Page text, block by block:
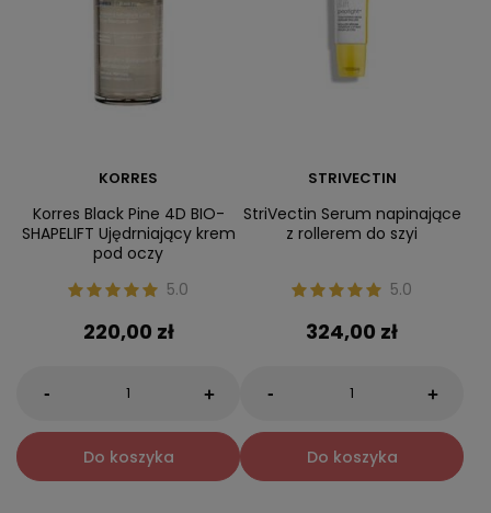
KORRES
Korres Black Pine 4D BIO-
SHAPELIFT Ujędrniający krem
pod oczy
5.0
220,00 zł
- +
Do koszyka
STRIVECTIN
StriVectin Serum napinające
z rollerem do szyi
5.0
324,00 zł
- +
Do koszyka